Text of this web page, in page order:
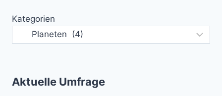
Kategorien
Aktuelle Umfrage